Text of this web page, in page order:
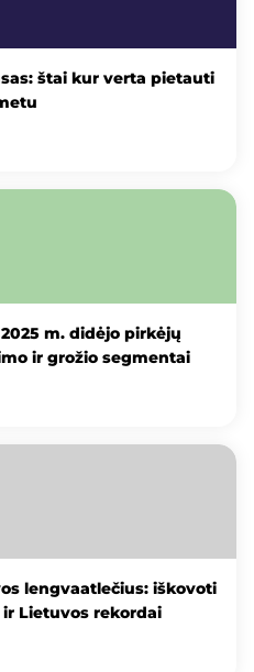
štai kur verta pietauti
m. didėjo pirkėjų
ir grožio segmentai
lengvaatlečius: iškovoti
Lietuvos rekordai